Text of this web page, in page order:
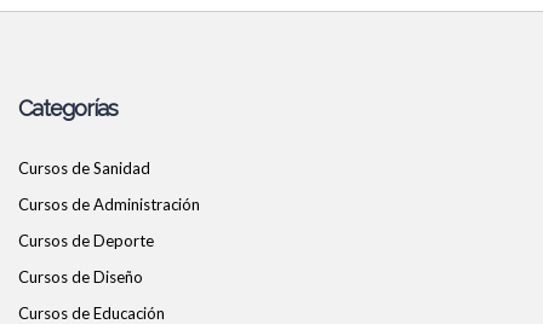
Categorías
Cursos de Sanidad
Cursos de Administración
Cursos de Deporte
Cursos de Diseño
Cursos de Educación